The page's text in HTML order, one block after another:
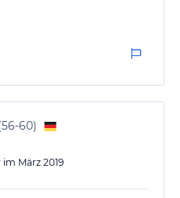
mal eine Pause hatte ;-)
56-60)
im März 2019